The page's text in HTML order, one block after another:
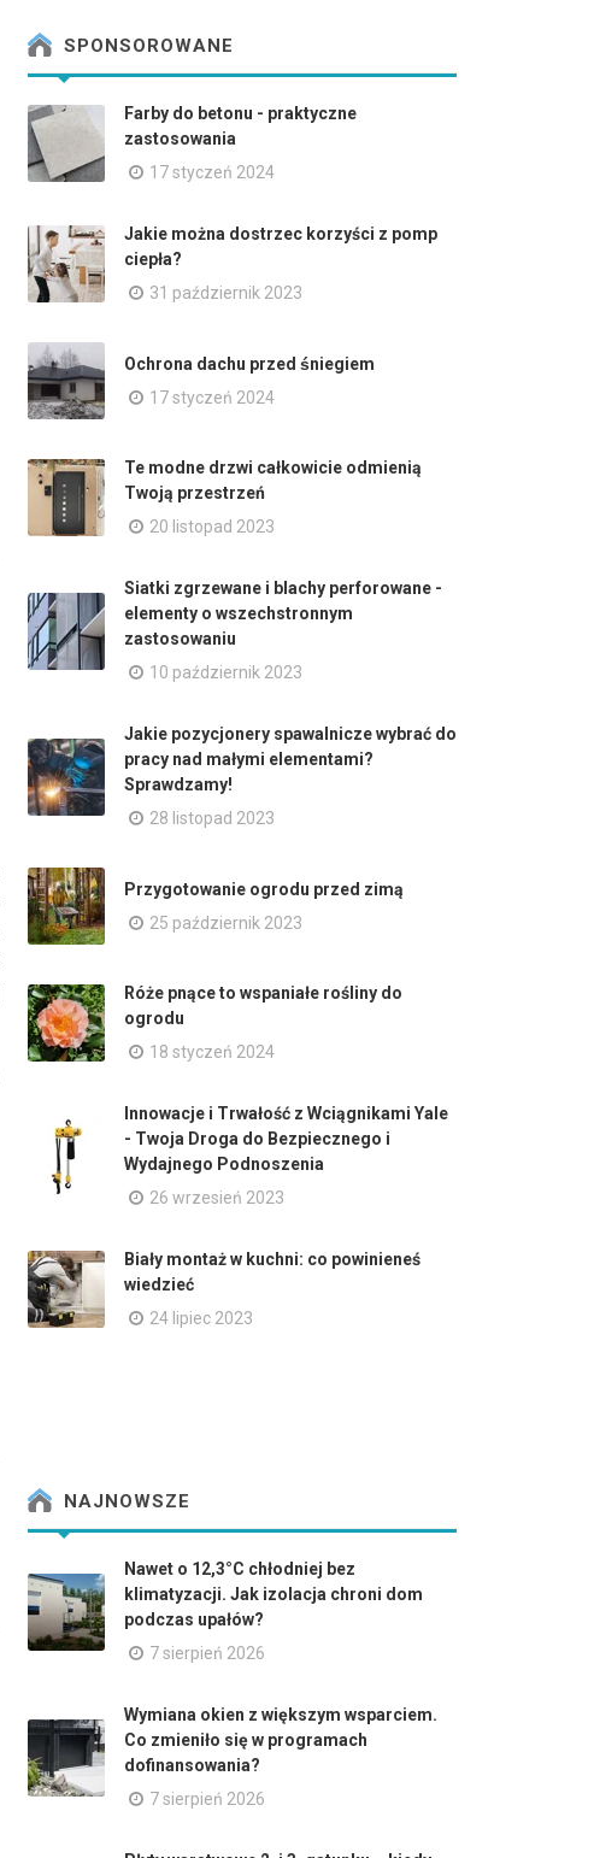
SPONSOROWANE
Farby do betonu - praktyczne
zastosowania
17 styczeń 2024
Jakie można dostrzec korzyści z pomp
ciepła?
31 październik 2023
Ochrona dachu przed śniegiem
17 styczeń 2024
Te modne drzwi całkowicie odmienią
Twoją przestrzeń
20 listopad 2023
Siatki zgrzewane i blachy perforowane -
elementy o wszechstronnym
zastosowaniu
10 październik 2023
Jakie pozycjonery spawalnicze wybrać do
pracy nad małymi elementami?
Sprawdzamy!
28 listopad 2023
Przygotowanie ogrodu przed zimą
25 październik 2023
Róże pnące to wspaniałe rośliny do
ogrodu
18 styczeń 2024
Innowacje i Trwałość z Wciągnikami Yale
- Twoja Droga do Bezpiecznego i
Wydajnego Podnoszenia
26 wrzesień 2023
Biały montaż w kuchni: co powinieneś
wiedzieć
24 lipiec 2023
NAJNOWSZE
Nawet o 12,3°C chłodniej bez
klimatyzacji. Jak izolacja chroni dom
podczas upałów?
7 sierpień 2026
Wymiana okien z większym wsparciem.
Co zmieniło się w programach
dofinansowania?
7 sierpień 2026